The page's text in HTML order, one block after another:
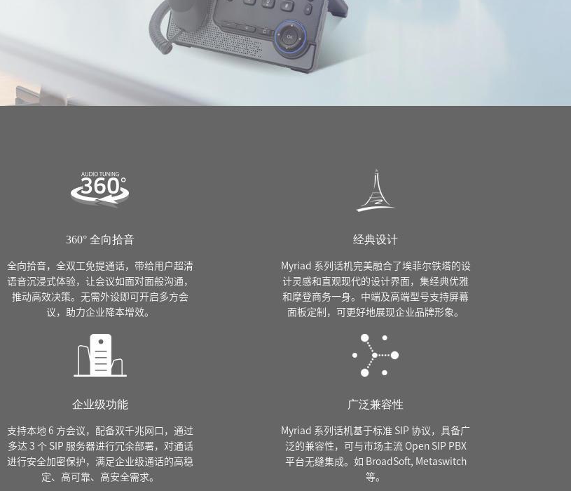
360° 全向拾音
全向拾音，全双工免提通话，带给用户超清
语音沉浸式体验，让会议如面对面般沟通，
推动高效决策。无需外设即可开启多方会
议，助力企业降本增效。
经典设计
Myriad 系列话机完美融合了埃菲尔铁塔的设
计灵感和直观现代的设计界面，集经典优雅
和摩登商务一身。中端及高端型号支持屏幕
面板定制，可更好地展现企业品牌形象。
企业级功能
支持本地 6 方会议，配备双千兆网口，通过
多达 3 个 SIP 服务器进行冗余部署，对通话
进行安全加密保护，满足企业级通话的高稳
定、高可靠、高安全需求。
广泛兼容性
Myriad 系列话机基于标准 SIP 协议，具备广
泛的兼容性，可与市场主流 Open SIP PBX
平台无缝集成。如 BroadSoft, Metaswitch
等。